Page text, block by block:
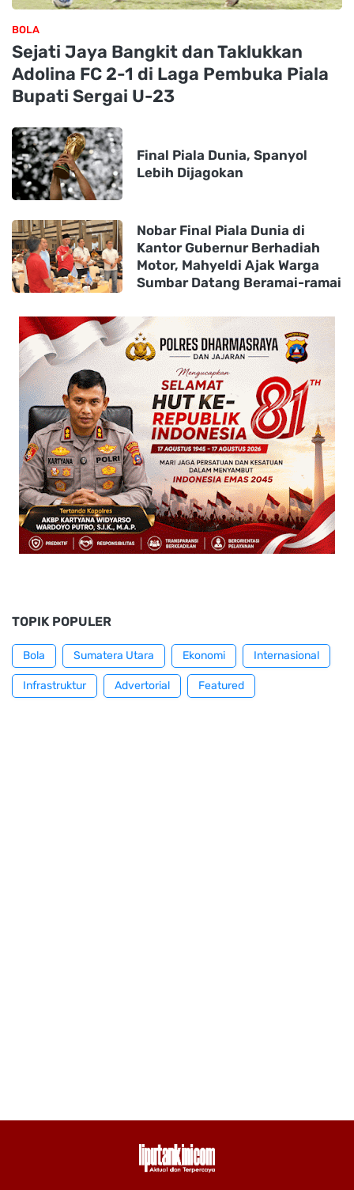
BOLA
Sejati Jaya Bangkit dan Taklukkan
Adolina FC 2-1 di Laga Pembuka Piala
Bupati Sergai U-23
Final Piala Dunia, Spanyol
Lebih Dijagokan
Nobar Final Piala Dunia di
Kantor Gubernur Berhadiah
Motor, Mahyeldi Ajak Warga
Sumbar Datang Beramai-ramai
TOPIK POPULER
Bola Sumatera Utara Ekonomi Internasional
Infrastruktur Advertorial Featured